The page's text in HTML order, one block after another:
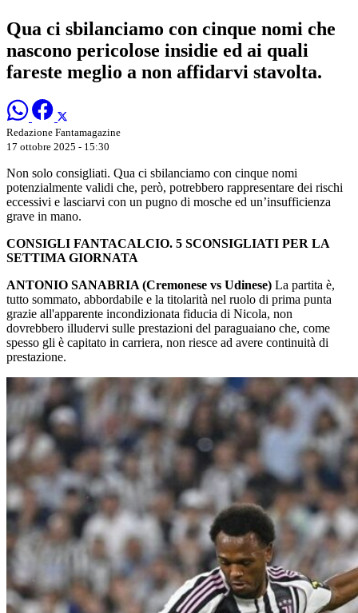
Qua ci sbilanciamo con cinque nomi che
nascono pericolose insidie ed ai quali
fareste meglio a non affidarvi stavolta.
Redazione Fantamagazine
17 ottobre 2025 - 15:30
Non solo consigliati. Qua ci sbilanciamo con cinque nomi
potenzialmente validi che, però, potrebbero rappresentare dei rischi
eccessivi e lasciarvi con un pugno di mosche ed un’insufficienza
grave in mano.
CONSIGLI FANTACALCIO. 5 SCONSIGLIATI PER LA
SETTIMA GIORNATA
ANTONIO SANABRIA (Cremonese vs Udinese) La partita è,
tutto sommato, abbordabile e la titolarità nel ruolo di prima punta
grazie all'apparente incondizionata fiducia di Nicola, non
dovrebbero illudervi sulle prestazioni del paraguaiano che, come
spesso gli è capitato in carriera, non riesce ad avere continuità di
prestazione.